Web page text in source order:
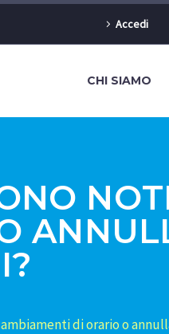
Accedi
CHI SIAMO
di orario o